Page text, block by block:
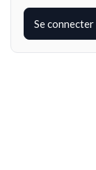
Se connecter